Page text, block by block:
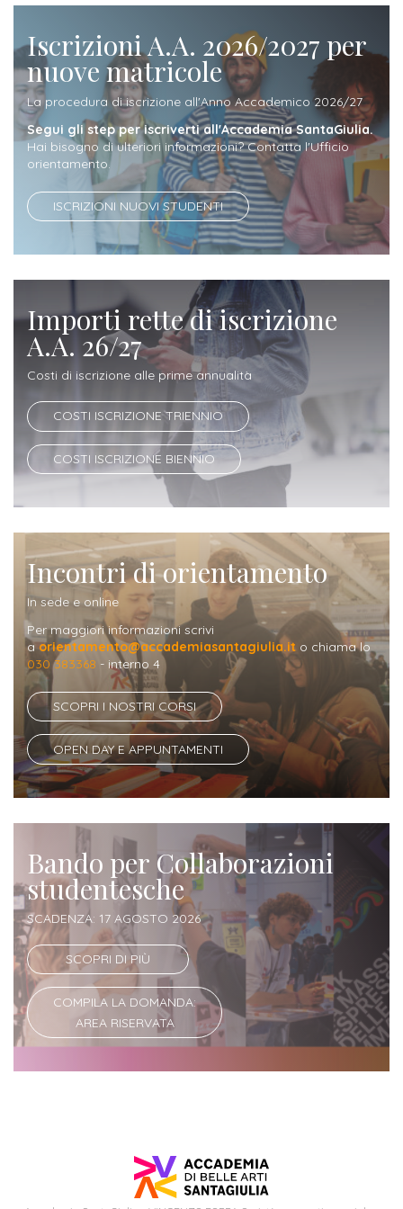
Amministrazioni
Collaborazioni
Partners
ALTRI
LIVELLI
DI
FORMAZIONE
Master
Executive
ATTIVITÀ
DIDATTICA
Materie
di
Progetti
studenti
Iscrizione
corsi
singoli
Costi
triennio
Costi
iscrizione
biennio
Come
Gli
step
per
diventare
un
nostro
studente
Alloggi
Modulistica
Consulta
Studentesca
SERVIZI
LAVORO
Apprendistato
studenti
Stage
attivabili
Opportunità
di
Fiere
e
saloni
dell'orientamento
Iscrizioni A.A. 2026/2027 per
nuove matricole
La procedura di iscrizione all'Anno Accademico 2026/27
Segui gli step per iscriverti all'Accademia SantaGiulia.
Hai bisogno di ulteriori informazioni? Contatta l'Ufficio
orientamento.
ISCRIZIONI NUOVI STUDENTI
Importi rette di iscrizione
A.A. 26/27
Costi di iscrizione alle prime annualità
COSTI ISCRIZIONE TRIENNIO
COSTI ISCRIZIONE BIENNIO
Incontri di orientamento
In sede e online
Per maggiori informazioni scrivi
aorientamento@accademiasantagiulia.it o chiama lo
030 383368 - interno 4
SCOPRI I NOSTRI CORSI
OPEN DAY E APPUNTAMENTI
Bando per Collaborazioni
studentesche
SCADENZA: 17 AGOSTO 2026
SCOPRI DI PIÙ
COMPILA LA DOMANDA:
AREA RISERVATA